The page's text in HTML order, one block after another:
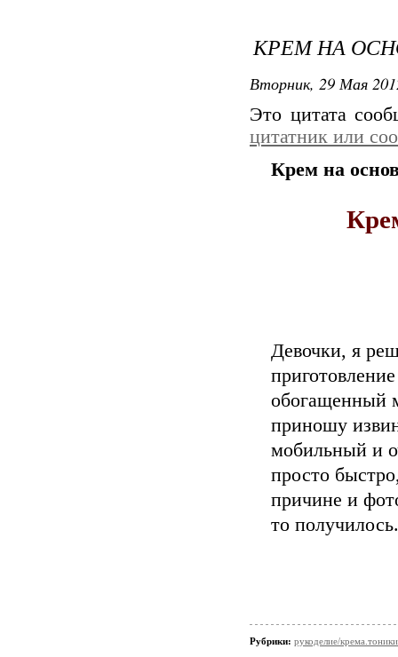
КРЕМ НА
Вторник, 29 Мая
Это цитата
цитатник или
Крем на
Девочки, я
обогащенный
приношу
мобильный и
просто
причине и
то получилось.
Рубрики: рукоделие/